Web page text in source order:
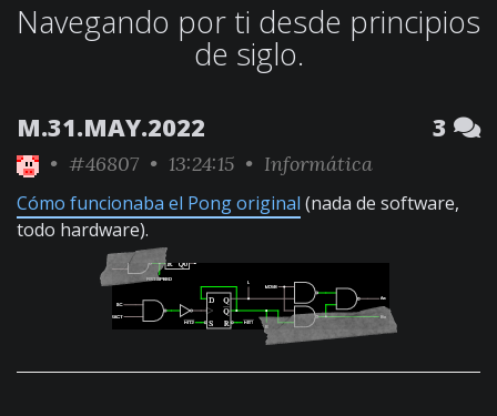
Navegando por ti desde principios
de siglo.
M.31.MAY.2022 3
• #46807 • 13:24:15 • Informática
Cómo funcionaba el Pong original (nada de software,
todo hardware).